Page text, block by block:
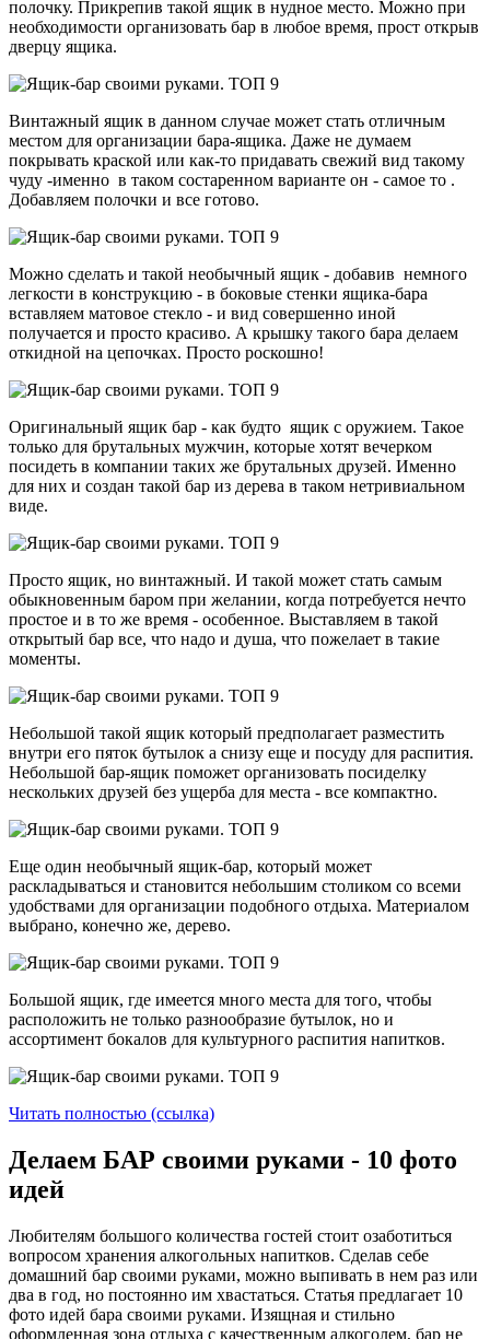
полочку. Прикрепив такой ящик в нудное место. Можно при
необходимости организовать бар в любое время, прост открыв
дверцу ящика.
Винтажный ящик в данном случае может стать отличным
местом для организации бара-ящика. Даже не думаем
покрывать краской или как-то придавать свежий вид такому
чуду -именно в таком состаренном варианте он - самое то .
Добавляем полочки и все готово.
Можно сделать и такой необычный ящик - добавив немного
легкости в конструкцию - в боковые стенки ящика-бара
вставляем матовое стекло - и вид совершенно иной
получается и просто красиво. А крышку такого бара делаем
откидной на цепочках. Просто роскошно!
Оригинальный ящик бар - как будто ящик с оружием. Такое
только для брутальных мужчин, которые хотят вечерком
посидеть в компании таких же брутальных друзей. Именно
для них и создан такой бар из дерева в таком нетривиальном
виде.
Просто ящик, но винтажный. И такой может стать самым
обыкновенным баром при желании, когда потребуется нечто
простое и в то же время - особенное. Выставляем в такой
открытый бар все, что надо и душа, что пожелает в такие
моменты.
Небольшой такой ящик который предполагает разместить
внутри его пяток бутылок а снизу еще и посуду для распития.
Небольшой бар-ящик поможет организовать посиделку
нескольких друзей без ущерба для места - все компактно.
Еще один необычный ящик-бар, который может
раскладываться и становится небольшим столиком со всеми
удобствами для организации подобного отдыха. Материалом
выбрано, конечно же, дерево.
Большой ящик, где имеется много места для того, чтобы
расположить не только разнообразие бутылок, но и
ассортимент бокалов для культурного распития напитков.
Читать полностью (ссылка)
Делаем БАР своими руками - 10 фото
идей
Любителям большого количества гостей стоит озаботиться
вопросом хранения алкогольных напитков. Сделав себе
домашний бар своими руками, можно выпивать в нем раз или
два в год, но постоянно им хвастаться. Статья предлагает 10
фото идей бара своими руками. Изящная и стильно
оформленная зона отдыха с качественным алкоголем, бар не